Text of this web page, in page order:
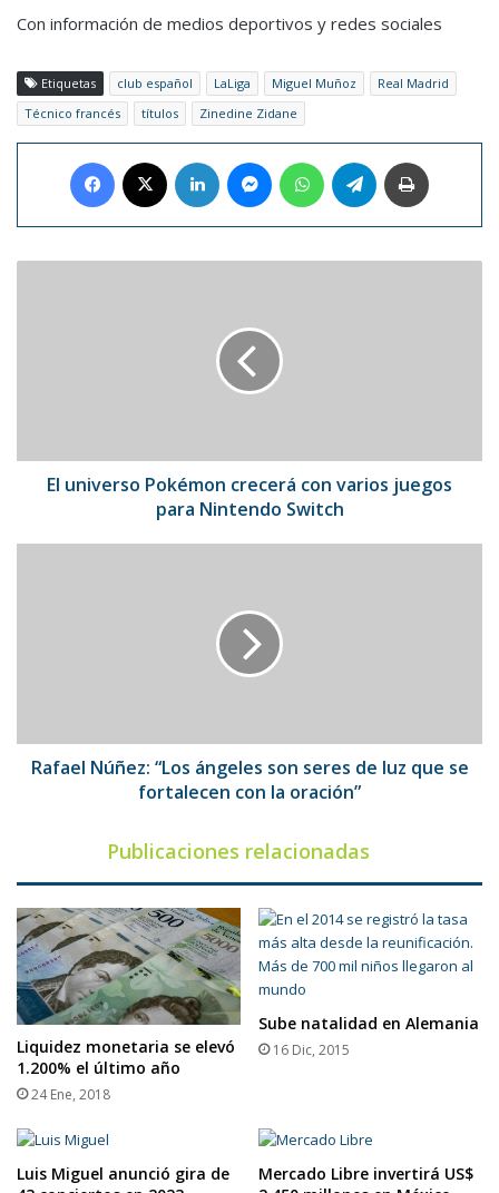
Con información de medios deportivos y redes sociales
Etiquetas club español LaLiga Miguel Muñoz
Real Madrid
Técnico francés
títulos Zinedine Zidane
Facebook LinkedIn MessengerWhatsAppTelegram
Nintendo
SwitchEl universo Pokémon crecerá con varios juegos
para Nintendo Switch
que
Rafael Núñez: “Los ángeles son seres de luz que se
fortalecen con la oración”
Publicaciones relacionadas
Liquidez monetaria se elevó
1.200% el último año
24 Ene, 2018
Sube natalidad en Alemania
16 Dic, 2015
Luis Miguel anunció gira de
Mercado Libre invertirá US$